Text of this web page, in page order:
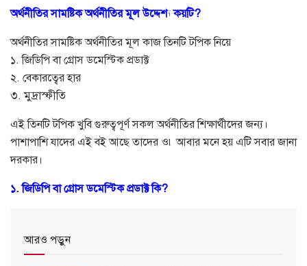
অর্থনীতির সামষ্টিক অর্থনীতির মূল উদ্দেশ্য কয়টি?
অর্থনীতির সামষ্টিক অর্থনীতির মূল কাজ তিনটি টপিক নিয়ে
১. জিডিপি বা গ্রোস ডমেস্টিক প্রডাক্ট
২. বেকারত্বের হার
৩. মুদ্রাস্ফীতি
এই তিনটি টপিক খুবি গুরুত্বপূর্ণ সকল অর্থনীতির শিক্ষার্থীদের জন্য।
পাশাপাশি যাদের এই বই আছে তাদের ও৷ আবার মনে হয় এটি সবার জানা
দরকার।
১. জিডিপি বা গ্রোস ডমেস্টিক প্রডাক্ট কি?
আরও পড়ুন